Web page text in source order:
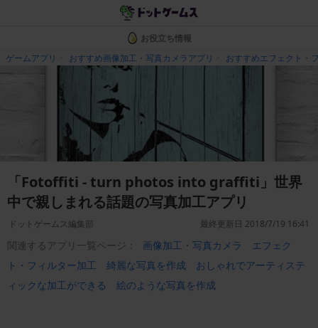
お役立ち情報
ゲームアプリ
おすすめ画像加工・写真カメラアプリ おすすめエフェクト・
「Fotoffiti - turn photos into graffiti」世界
中で親しまれる話題の写真加工アプリ
ドットゲームス編集部 最終更新日 2018/7/19 16:41
関連するアプリ一覧ページ： 画像加工・写真カメラ
エフェク
ト・フィルター加工
綺麗な写真を作成
おしゃれでアーティステ
ィックな加工ができる
絵のような写真を作成